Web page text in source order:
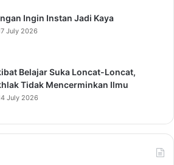
Ingin Instan Jadi Kaya
July 2026
Belajar Suka Loncat-Loncat,
Tidak Mencerminkan Ilmu
July 2026